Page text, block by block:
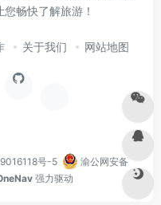
畅快了解旅游！
关于我们 网站地图
号-5
渝公网安备
强力驱动